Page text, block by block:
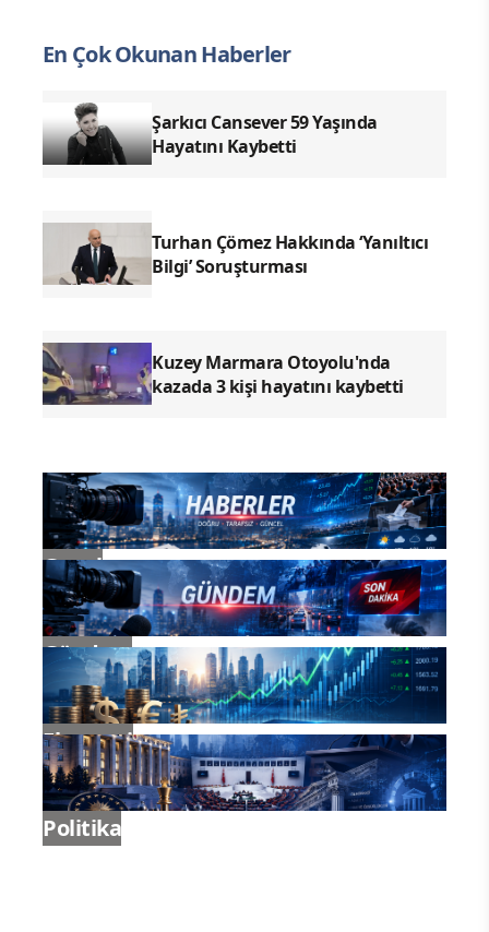
En Çok Okunan Haberler
Şarkıcı Cansever 59 Yaşında
Hayatını Kaybetti
Turhan Çömez Hakkında ‘Yanıltıcı
Bilgi’ Soruşturması
Kuzey Marmara Otoyolu'nda
kazada 3 kişi hayatını kaybetti
Genel
Gündem
Ekonomi
Politika